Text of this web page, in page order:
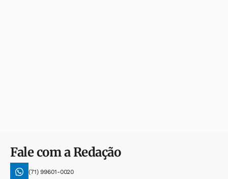
Fale com a Redação
(71) 99601-0020